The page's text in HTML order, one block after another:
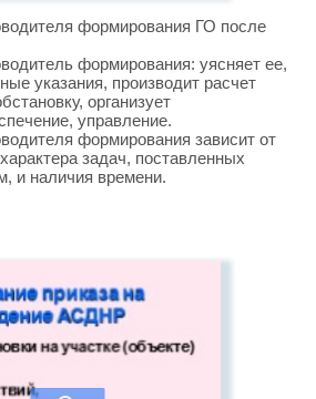
формирования ГО после
формирования: уясняет ее,
указания, производит расчет
организует
управление.
формирования зависит от
задач, поставленных
и наличия времени.